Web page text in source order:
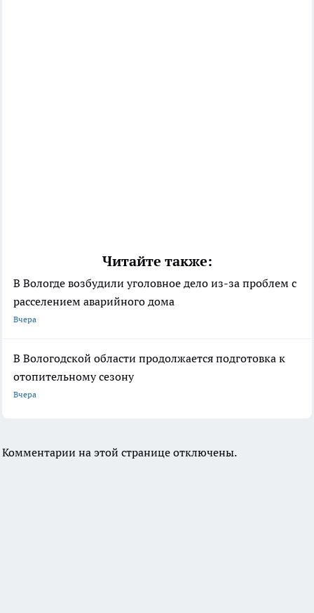
Читайте также:
В Вологде возбудили уголовное дело из-за проблем с
расселением аварийного дома
Вчера
В Вологодской области продолжается подготовка к
отопительному сезону
Вчера
Комментарии на этой странице отключены.